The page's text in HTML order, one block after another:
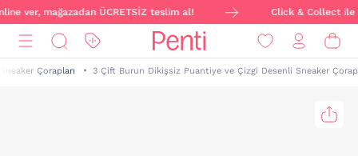
ver, mağazadan ÜCRETSİZ teslim al! Click & Collect ile
Çorapları 3 Çift Burun Dikişsiz Puantiye ve Çizgi Desenli Sneaker Çorap